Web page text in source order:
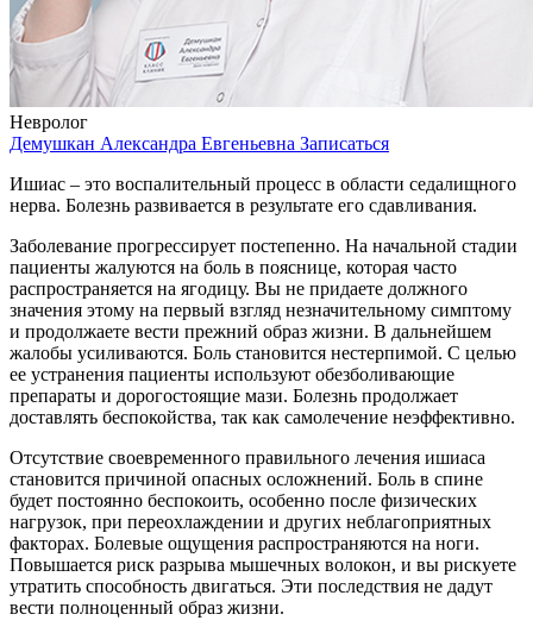
Невролог
Демушкан Александра Евгеньевна Записаться
Ишиас – это воспалительный процесс в области седалищного
нерва. Болезнь развивается в результате его сдавливания.
Заболевание прогрессирует постепенно. На начальной стадии
пациенты жалуются на боль в пояснице, которая часто
распространяется на ягодицу. Вы не придаете должного
значения этому на первый взгляд незначительному симптому
и продолжаете вести прежний образ жизни. В дальнейшем
жалобы усиливаются. Боль становится нестерпимой. С целью
ее устранения пациенты используют обезболивающие
препараты и дорогостоящие мази. Болезнь продолжает
доставлять беспокойства, так как самолечение неэффективно.
Отсутствие своевременного правильного лечения ишиаса
становится причиной опасных осложнений. Боль в спине
будет постоянно беспокоить, особенно после физических
нагрузок, при переохлаждении и других неблагоприятных
факторах. Болевые ощущения распространяются на ноги.
Повышается риск разрыва мышечных волокон, и вы рискуете
утратить способность двигаться. Эти последствия не дадут
вести полноценный образ жизни.